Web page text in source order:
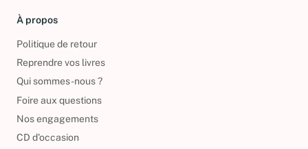
À propos
Politique de retour
Reprendre vos livres
Qui sommes-nous ?
Foire aux questions
Nos engagements
CD d'occasion